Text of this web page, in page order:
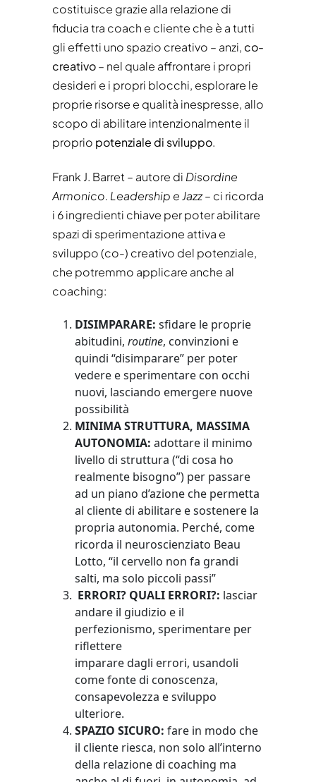
costituisce grazie alla relazione di
fiducia tra coach e cliente che è a tutti
gli effetti uno spazio creativo – anzi, co-
creativo– nel quale affrontare i propri
desideri e i propri blocchi, esplorare le
proprie risorse e qualità inespresse, allo
scopo di abilitare intenzionalmente il
proprio potenziale di sviluppo.
Frank J. Barret – autore di Disordine
Armonico. Leadership e Jazz– ci ricorda
i 6 ingredienti chiave per poter abilitare
spazi di sperimentazione attiva e
sviluppo (co-) creativo del potenziale,
che potremmo applicare anche al
coaching:
DISIMPARARE: sfidare le proprie
abitudini, routine, convinzioni e
quindi “disimparare” per poter
vedere e sperimentare con occhi
nuovi, lasciando emergere nuove
possibilità
MINIMA STRUTTURA, MASSIMA
AUTONOMIA: adottare il minimo
livello di struttura (“di cosa ho
realmente bisogno”) per passare
ad un piano d’azione che permetta
al cliente di abilitare e sostenere la
propria autonomia. Perché, come
ricorda il neuroscienziato Beau
Lotto, “il cervello non fa grandi
salti, ma solo piccoli passi”
ERRORI? QUALI ERRORI?: lasciar
andare il giudizio e il
perfezionismo, sperimentare per
riflettere
imparare dagli errori, usandoli
come fonte di conoscenza,
consapevolezza e sviluppo
ulteriore.
SPAZIO SICURO: fare in modo che
il cliente riesca, non solo all’interno
della relazione di coaching ma